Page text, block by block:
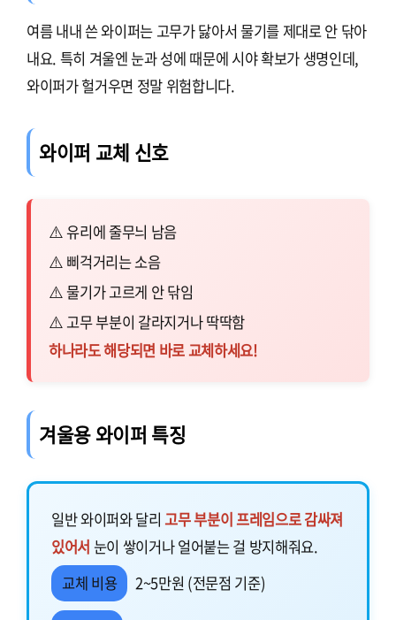
여름 내내 쓴 와이퍼는 고무가 닳아서 물기를 제대로 안 닦아
내요. 특히 겨울엔 눈과 성에 때문에 시야 확보가 생명인데,
와이퍼가 헐거우면 정말 위험합니다.
와이퍼 교체 신호
유리에 줄무늬 남음
삐걱거리는 소음
물기가 고르게 안 닦임
고무 부분이 갈라지거나 딱딱함
하나라도 해당되면 바로 교체하세요!
겨울용 와이퍼 특징
일반 와이퍼와 달리 고무 부분이 프레임으로 감싸져
있어서 눈이 쌓이거나 얼어붙는 걸 방지해줘요.
교체 비용
2~5만원 (전문점 기준)